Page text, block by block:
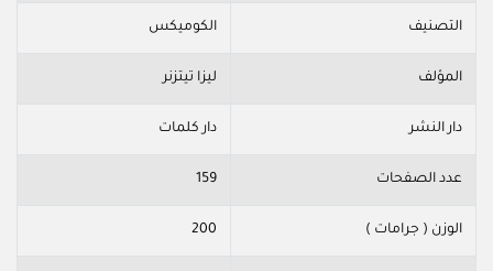
التصنيف الكوميكس
المؤلف ليزا تيتزنر
دار النشر دار كلمات
عدد الصفحات 159
الوزن ( جرامات ) 200